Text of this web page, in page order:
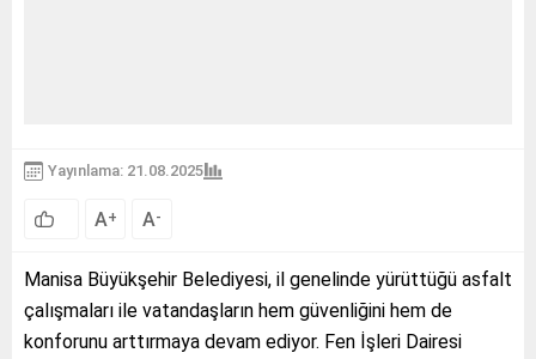
Yayınlama: 21.08.2025
A+ A-
Manisa Büyükşehir Belediyesi, il genelinde yürüttüğü asfalt
çalışmaları ile vatandaşların hem güvenliğini hem de
konforunu arttırmaya devam ediyor. Fen İşleri Dairesi